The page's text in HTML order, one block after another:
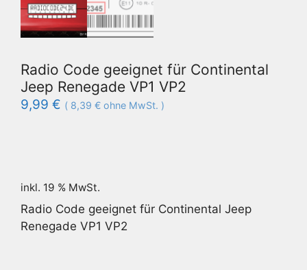
Radio Code geeignet für Continental
Jeep Renegade VP1 VP2
9,99 € ( 8,39 € ohne MwSt. )
inkl. 19 % MwSt.
Radio Code geeignet für Continental Jeep
Renegade VP1 VP2